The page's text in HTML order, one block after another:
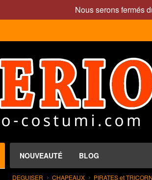
Nous serons fermés
NOUVEAUTÉ BLOG
DEGUISER CHAPEAUX PIRATES et